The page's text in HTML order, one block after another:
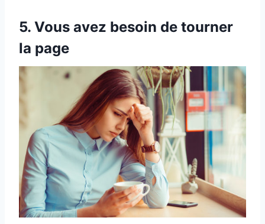
5. Vous avez besoin de tourner
la page